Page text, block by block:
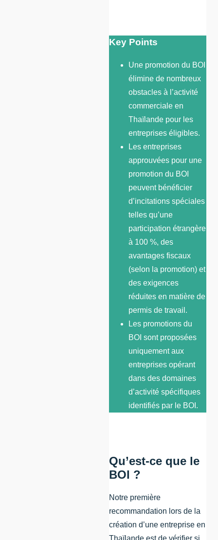
Key Points
Une promotion du BOI
élimine de nombreux
obstacles à l’activité
commerciale en
Thaïlande pour les
entreprises éligibles.
Les entreprises
approuvées pour une
promotion du BOI
peuvent bénéficier
d’incitations spéciales
telles qu’une
participation étrangère
à 100 %, des
avantages fiscaux
(selon la promotion) et
des exigences
réduites en matière de
permis de travail.
Les promotions du
BOI sont proposées
uniquement aux
entreprises opérant
dans des domaines
d’activité spécifiques
identifiés par le BOI.
Qu’est-ce que le
BOI ?
Notre première
recommandation lors de la
création d’une entreprise en